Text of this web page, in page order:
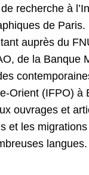
recherche à
de Paris.
auprès du
de la Banque
Orient (IFPO) à
ouvrages et
et les
langues.